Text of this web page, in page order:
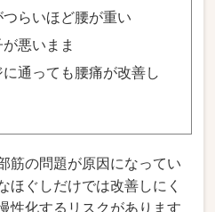
らいほど腰が重い
悪いまま
通っても腰痛が改善し
筋の問題が原因になってい
ほぐしだけでは改善しにく
性化するリスクがあります